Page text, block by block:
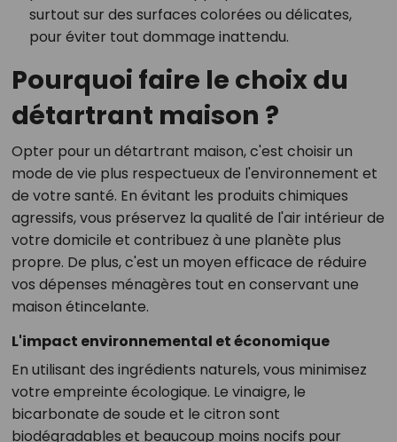
surtout sur des surfaces colorées ou délicates,
pour éviter tout dommage inattendu.
Pourquoi faire le choix du
détartrant maison ?
Opter pour un détartrant maison, c'est choisir un
mode de vie plus respectueux de l'environnement et
de votre santé. En évitant les produits chimiques
agressifs, vous préservez la qualité de l'air intérieur de
votre domicile et contribuez à une planète plus
propre. De plus, c'est un moyen efficace de réduire
vos dépenses ménagères tout en conservant une
maison étincelante.
L'impact environnemental et économique
En utilisant des ingrédients naturels, vous minimisez
votre empreinte écologique. Le vinaigre, le
bicarbonate de soude et le citron sont
biodégradables et beaucoup moins nocifs pour